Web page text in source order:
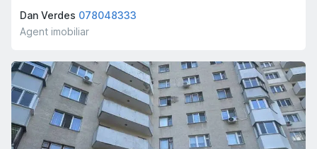
Dan Verdes 078048333
Agent imobiliar